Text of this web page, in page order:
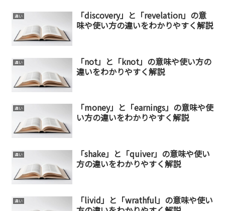
違い
「discovery」と「revelation」の意
味や使い方の違いをわかりやすく解説
違い
「not」と「knot」の意味や使い方の
違いをわかりやすく解説
違い
「money」と「earnings」の意味や使
い方の違いをわかりやすく解説
違い
「shake」と「quiver」の意味や使い
方の違いをわかりやすく解説
違い
「livid」と「wrathful」の意味や使い